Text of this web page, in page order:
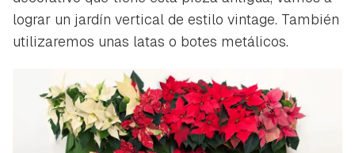
lograr un jardín vertical de estilo vintage. También
utilizaremos unas latas o botes metálicos.